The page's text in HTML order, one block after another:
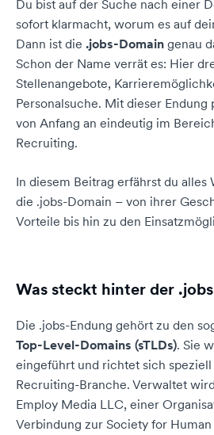
Du bist auf der Suche nach einer
sofort klarmacht, worum es auf
Dann ist die .jobs-Domain genau
Schon der Name verrät es: Hier
Stellenangebote,
Personalsuche. Mit dieser
von Anfang an eindeutig im
Recruiting.
In diesem Beitrag erfährst du alles
die .jobs-Domain – von ihrer
Vorteile bis hin zu den
Was steckt hinter der
Die .jobs-Endung gehört zu den
Top-Level-Domains (sTLDs). Sie
eingeführt und richtet sich speziell
Recruiting-Branche. Verwaltet
Employ Media LLC, einer
Verbindung zur Society for Human